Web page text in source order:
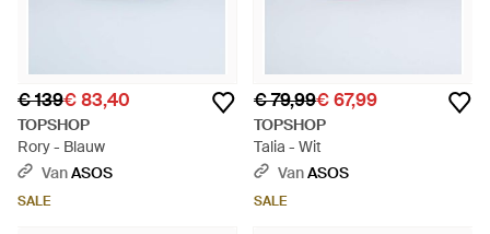
€ 139€ 83,40
TOPSHOP
Rory - Blauw
VanASOS
SALE
€ 79,99€ 67,99
TOPSHOP
Talia - Wit
VanASOS
SALE